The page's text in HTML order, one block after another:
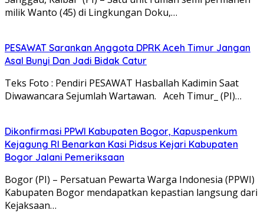
milik Wanto (45) di Lingkungan Doku,…
PESAWAT Sarankan Anggota DPRK Aceh Timur Jangan
Asal Bunyi Dan Jadi Bidak Catur
Teks Foto : Pendiri PESAWAT Hasballah Kadimin Saat
Diwawancara Sejumlah Wartawan. Aceh Timur_ (PI)…
Dikonfirmasi PPWI Kabupaten Bogor, Kapuspenkum
Kejagung RI Benarkan Kasi Pidsus Kejari Kabupaten
Bogor Jalani Pemeriksaan
Bogor (PI) – Persatuan Pewarta Warga Indonesia (PPWI)
Kabupaten Bogor mendapatkan kepastian langsung dari
Kejaksaan…